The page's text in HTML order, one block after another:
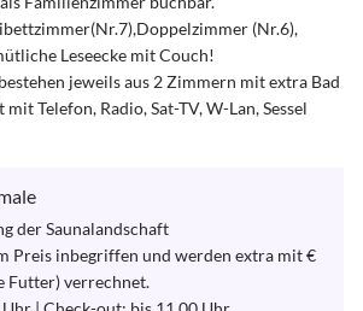
(Nr.6),
Leseecke mit Couch!
jeweils aus 2 Zimmern mit extra Bad
Telefon, Radio, Sat-TV, W-Lan, Sessel
der Saunalandschaft
Preis inbegriffen und werden extra mit €
Futter) verrechnet.